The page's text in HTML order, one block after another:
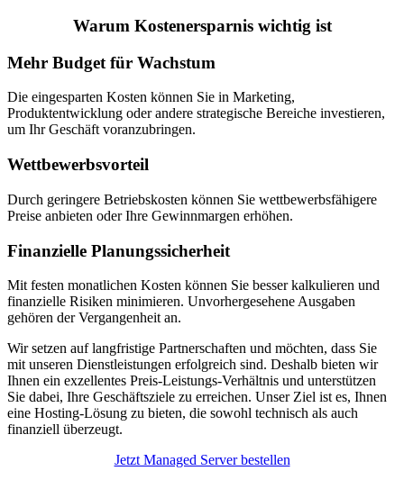
Warum Kostenersparnis wichtig ist
Mehr Budget für Wachstum
Die eingesparten Kosten können Sie in Marketing,
Produktentwicklung oder andere strategische Bereiche investieren,
um Ihr Geschäft voranzubringen.
Wettbewerbsvorteil
Durch geringere Betriebskosten können Sie wettbewerbsfähigere
Preise anbieten oder Ihre Gewinnmargen erhöhen.
Finanzielle Planungssicherheit
Mit festen monatlichen Kosten können Sie besser kalkulieren und
finanzielle Risiken minimieren. Unvorhergesehene Ausgaben
gehören der Vergangenheit an.
Wir setzen auf langfristige Partnerschaften und möchten, dass Sie
mit unseren Dienstleistungen erfolgreich sind. Deshalb bieten wir
Ihnen ein exzellentes Preis-Leistungs-Verhältnis und unterstützen
Sie dabei, Ihre Geschäftsziele zu erreichen. Unser Ziel ist es, Ihnen
eine Hosting-Lösung zu bieten, die sowohl technisch als auch
finanziell überzeugt.
Jetzt Managed Server bestellen